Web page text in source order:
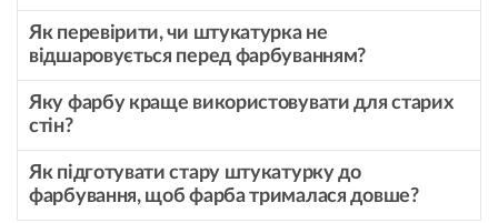
Як перевірити, чи штукатурка не
відшаровується перед фарбуванням?
Яку фарбу краще використовувати для старих
стін?
Як підготувати стару штукатурку до
фарбування, щоб фарба трималася довше?